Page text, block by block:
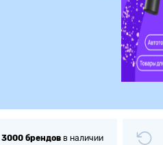
3000 брендов в наличии